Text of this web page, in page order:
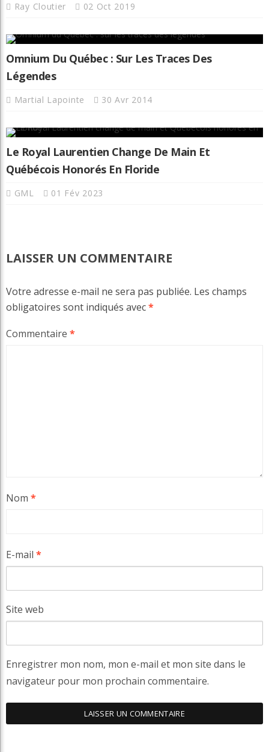
Ray Cloutier 02 Oct 2019
Omnium Du Québec : Sur Les Traces Des
Légendes
Martial Lapointe 30 Avr 2014
Le Royal Laurentien Change De Main Et
Québécois Honorés En Floride
GML 01 Fév 2023
LAISSER UN COMMENTAIRE
Votre adresse e-mail ne sera pas publiée. Les champs
obligatoires sont indiqués avec*
Commentaire *
Nom *
E-mail *
Site web
Enregistrer mon nom, mon e-mail et mon site dans le
navigateur pour mon prochain commentaire.